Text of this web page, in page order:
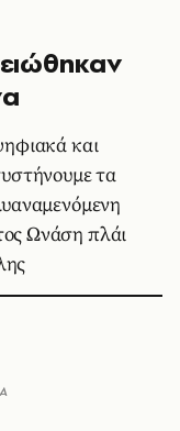
και
τα
Ωνάση πλάι